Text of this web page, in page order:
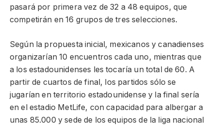
pasará por primera vez de 32 a 48 equipos, que
competirán en 16 grupos de tres selecciones.
Según la propuesta inicial, mexicanos y canadienses
organizarían 10 encuentros cada uno, mientras que
a los estadounidenses les tocaría un total de 60. A
partir de cuartos de final, los partidos sólo se
jugarían en territorio estadounidense y la final sería
en el estadio MetLife, con capacidad para albergar a
unas 85.000 y sede de los equipos de la liga nacional